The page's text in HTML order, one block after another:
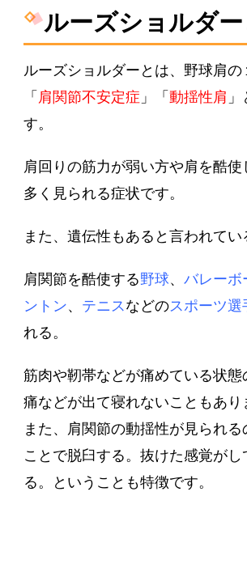
ルーズショルダ
ルーズショルダーとは、 野球肩の
「肩関節不安定症 」「動揺性肩
す。
肩回りの筋力が弱い方や肩を酷
多く見られる症状です。
また、遺伝性もあると言われてい
肩関節を酷使する野球、 バレーボ
ントン、 テニスなどのスポーツ選
れる。
筋肉や靭帯などが痛めている状態
痛などが出て寝れないこともあり
また、肩関節の動揺性が見られ
ことで脱臼する。抜けた感覚がし
る。ということも特徴です。